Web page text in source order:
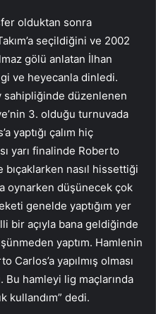
olduktan sonra
seçildiğini ve 2002
gölü anlatan İlhan
ve heyecanla dinledi.
sahipliğinde düzenlenen
3. olduğu turnuvada
yaptığı çalım hiç
yarı finalinde Roberto
bıçaklarken nasıl hissettiği
oynarken düşünecek çok
genelde yaptığım yer
bir açıyla bana geldiğinde
yaptım. Hamlenin
Carlos’a yapılmış olması
Bu hamleyi lig maçlarında
kullandım” dedi.